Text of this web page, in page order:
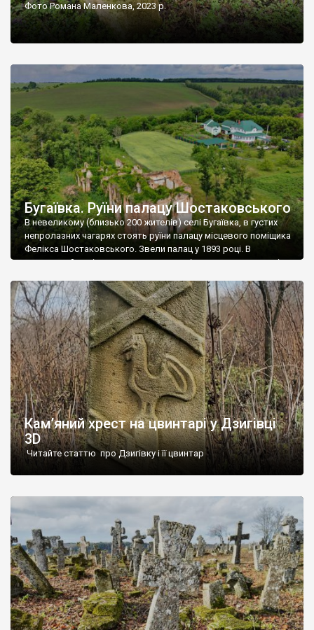
Фото Романа Маленкова, 2023 р.
Бугаївка. Руїни палацу Шостаковського
В невеликому (близько 200 жителів) селі Бугаївка, в густих
непролазних чагарях стоять руїни палацу місцевого поміщика
Фелікса Шостаковського. Звели палац у 1893 році. В
радянський період у ньому спочатку містилася школа, потім
століття тут розмістили туберкульозну лікарню. Коли із
палацу виїхала лікарня – ми точно не […]
Кам’яний хрест на цвинтарі у Дзигівці
3D
Читайте статтю про Дзигівку і її цвинтар